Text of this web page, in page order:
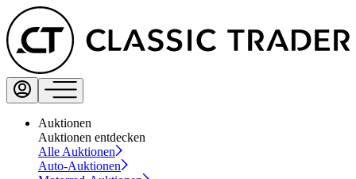
Auktionen
Auktionen entdecken
Alle Auktionen
Auto-Auktionen